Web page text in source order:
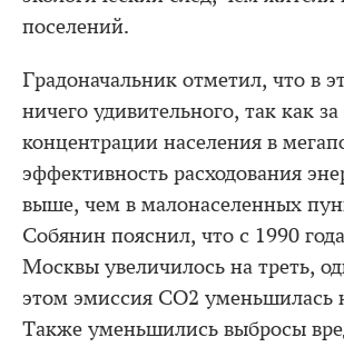
поселений.
Градоначальник отметил, что в
ничего удивительного, так как за
концентрации населения в
эффективность расходования
выше, чем в малонаселенных
Собянин пояснил, что с 1990
Москвы увеличилось на треть,
этом эмиссия CO2 уменьшилась
Также уменьшились выбросы